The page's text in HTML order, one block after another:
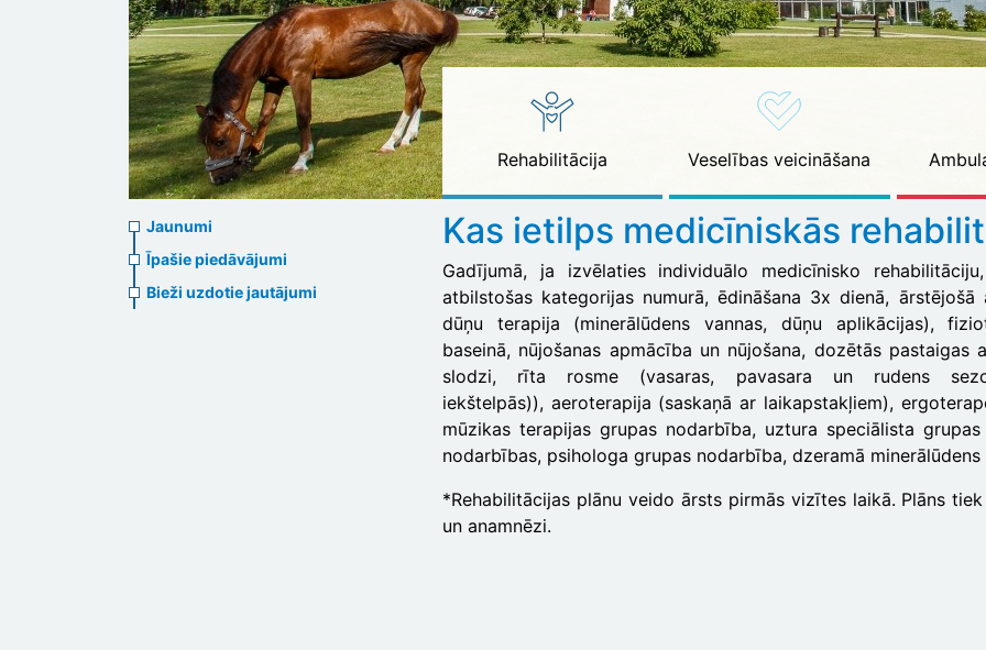
Rehabilitācija Veselības veicināšana
News
menu
Jaunumi
Īpašie piedāvājumi
Bieži uzdotie jautājumi
Kas ietilps medicīniskās
Gadījumā, ja izvēlaties individuālo medicīnisko
atbilstošas kategorijas numurā, ēdināšana 3x dienā,
dūņu terapija (minerālūdens vannas, dūņu aplikācijas),
baseinā, nūjošanas apmācība un nūjošana, dozētās
slodzi, rīta rosme (vasaras, pavasara un rudens
iekštelpās)), aeroterapija (saskaņā ar laikapstakļiem),
mūzikas terapijas grupas nodarbība, uztura speciālista
nodarbības, psihologa grupas nodarbība, dzeramā minerālūdens
*Rehabilitācijas plānu veido ārsts pirmās vizītes laikā. Plāns
un anamnēzi.